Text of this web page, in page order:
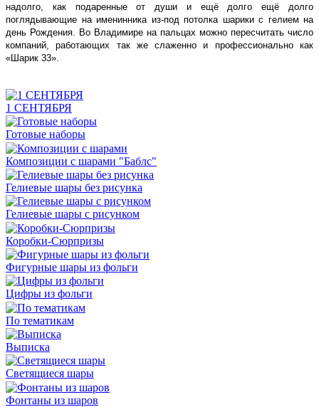
надолго, как подаренные от души и ещё долго ещё долго
поглядывающие на именинника из-под потолка шарики с гелием на
день Рождения. Во Владимире на пальцах можно пересчитать число
компаний, работающих так же слаженно и профессионально как
«Шарик 33».
1 СЕНТЯБРЯ
Готовые наборы
Композиции с шарами "Баблс"
Гелиевые шары без рисунка
Гелиевые шары с рисунком
Коробки-Сюрпризы
Фигурные шары из фольги
Цифры из фольги
По тематикам
Выписка
Светящиеся шары
Фонтаны из шаров